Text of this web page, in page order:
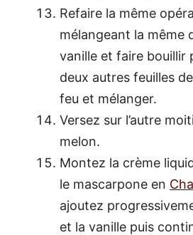
Refaire la même
mélangeant la même
vanille et faire bouillir
deux autres feuilles
feu et mélanger.
Versez sur l’autre
melon.
Montez la crème
le mascarpone en
ajoutez
et la vanille puis